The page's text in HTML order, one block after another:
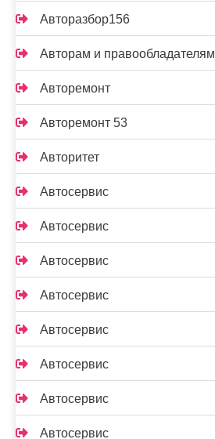
Авторазбор156
Авторам и правообладателям
Авторемонт
Авторемонт 53
Авторитет
Автосервис
Автосервис
Автосервис
Автосервис
Автосервис
Автосервис
Автосервис
Автосервис